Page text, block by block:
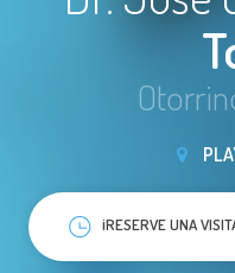
¡RESERVE UNA